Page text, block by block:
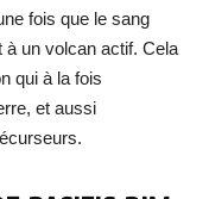
fois que le sang
à un volcan actif. Cela
qui à la fois
et aussi